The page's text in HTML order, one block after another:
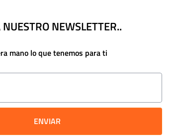
NEWSLETTER..
mano lo que tenemos para ti
ENVIAR